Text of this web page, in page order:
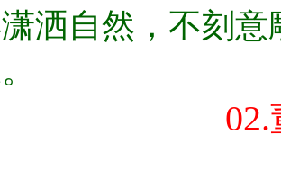
洒自然，不刻
02.